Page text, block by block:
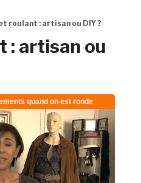
roulant : artisan ou DIY ?
: artisan ou